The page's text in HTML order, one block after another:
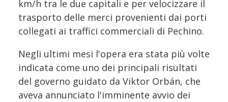
km/h tra le due capitali e per velocizzare il
trasporto delle merci provenienti dai porti
collegati ai traffici commerciali di Pechino.
Negli ultimi mesi l'opera era stata più volte
indicata come uno dei principali risultati
del governo guidato da Viktor Orbán, che
aveva annunciato l'imminente avvio dei